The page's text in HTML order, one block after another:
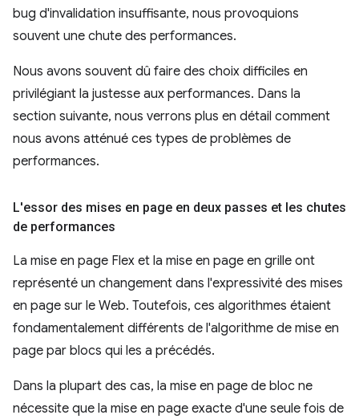
bug d'invalidation insuffisante, nous provoquions
souvent une chute des performances.
Nous avons souvent dû faire des choix difficiles en
privilégiant la justesse aux performances. Dans la
section suivante, nous verrons plus en détail comment
nous avons atténué ces types de problèmes de
performances.
L'essor des mises en page en deux passes et les chutes
de performances
La mise en page Flex et la mise en page en grille ont
représenté un changement dans l'expressivité des mises
en page sur le Web. Toutefois, ces algorithmes étaient
fondamentalement différents de l'algorithme de mise en
page par blocs qui les a précédés.
Dans la plupart des cas, la mise en page de bloc ne
nécessite que la mise en page exacte d'une seule fois de